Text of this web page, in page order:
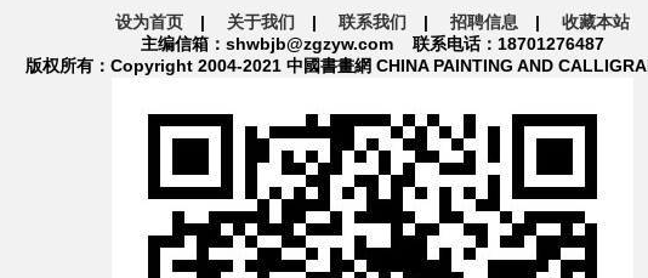
设为首页 | 关于我们 | 联系我们 | 招聘信息 | 收藏本站
主编信箱：shwbjb@zgzyw.com 联系电话：18701276487
版权所有：Copyright 2004-2021 中國書畫網 CHINA PAINTING AND